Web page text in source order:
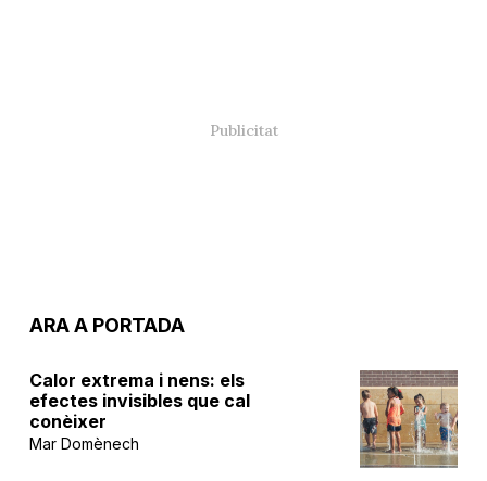
ARA A PORTADA
Calor extrema i nens: els
efectes invisibles que cal
conèixer
Mar Domènech